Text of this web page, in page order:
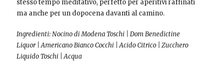
stesso tempo meditativo, perfetto per aperitivi raffinati
ma anche per un dopocena davanti al camino.
Ingredienti: Nocino di Modena Toschi
Dom Benedictine
Liquor Americano Bianco Cocchi Acido Citrico
Zucchero
Liquido Toschi
Acqua